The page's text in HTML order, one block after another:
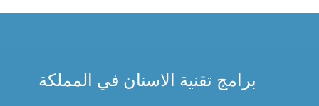
برامج تقنية الاسنان في المملكة